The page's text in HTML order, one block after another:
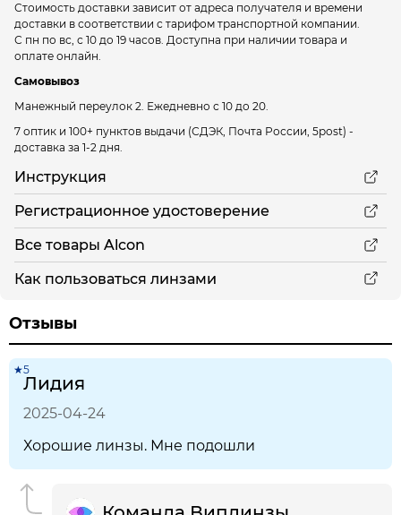
Стоимость доставки зависит от адреса получателя и времени
доставки в соответствии с тарифом транспортной компании.
С пн по вс, с 10 до 19 часов. Доступна при наличии товара и
оплате онлайн.
Самовывоз
Манежный переулок 2. Ежедневно с 10 до 20.
7 оптик и 100+ пунктов выдачи (СДЭК, Почта России, 5post) -
доставка за 1-2 дня.
Инструкция
Регистрационное удостоверение
Все товары Alcon
Как пользоваться линзами
Отзывы
★5
Лидия
2025-04-24
Хорошие линзы. Мне подошли